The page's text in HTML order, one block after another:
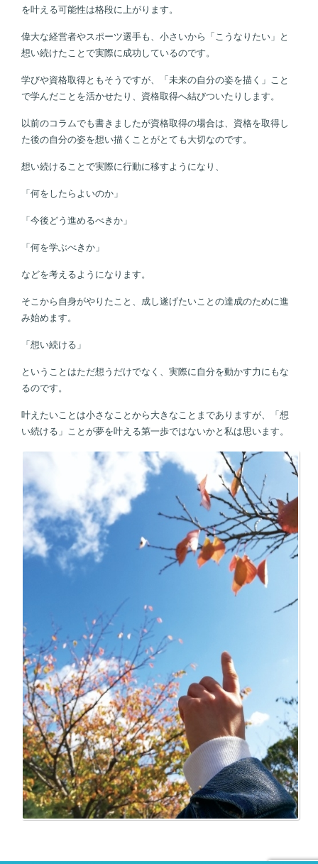
を叶える可能性は格段に上がります。
偉大な経営者やスポーツ選手も、小さいから「こうなりたい」と
想い続けたことで実際に成功しているのです。
学びや資格取得ともそうですが、「未来の自分の姿を描く」こと
で学んだことを活かせたり、資格取得へ結びついたりします。
以前のコラムでも書きましたが資格取得の場合は、資格を取得し
た後の自分の姿を想い描くことがとても大切なのです。
想い続けることで実際に行動に移すようになり、
「何をしたらよいのか」
「今後どう進めるべきか」
「何を学ぶべきか」
などを考えるようになります。
そこから自身がやりたこと、成し遂げたいことの達成のために進
み始めます。
「想い続ける」
ということはただ想うだけでなく、実際に自分を動かす力にもな
るのです。
叶えたいことは小さなことから大きなことまでありますが、「想
い続ける」ことが夢を叶える第一歩ではないかと私は思います。